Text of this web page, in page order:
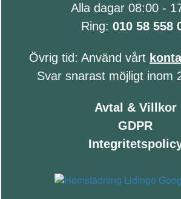
Alla dagar 08:00 -
Ring: 010 58 558
Övrig tid: Använd vårt
Svar snarast möjligt inom
Avtal & Villkor
GDPR